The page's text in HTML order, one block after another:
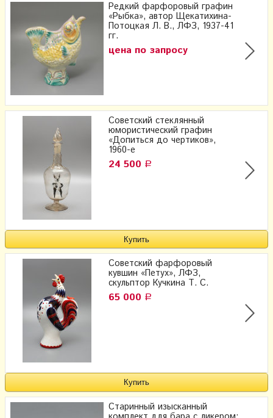
Редкий фарфоровый графин
«Рыбка», автор Щекатихина-
Потоцкая Л. В., ЛФЗ, 1937-41
гг.
цена по запросу
Советский стеклянный
юмористический графин
«Допиться до чертиков»,
1960-е
24 500 Р
Советский фарфоровый
кувшин «Петух», ЛФЗ,
скульптор Кучкина Т. С.
65 000 Р
Старинный изысканный